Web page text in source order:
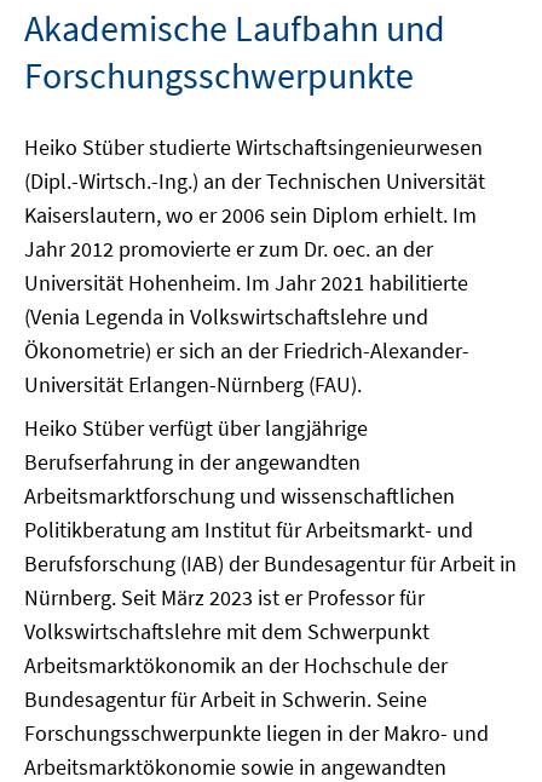
Akademische Laufbahn und
Forschungsschwerpunkte
Heiko Stüber studierte Wirtschaftsingenieurwesen
(Dipl.-Wirtsch.-Ing.) an der Technischen Universität
Kaiserslautern, wo er 2006 sein Diplom erhielt. Im
Jahr 2012 promovierte er zum Dr. oec. an der
Universität Hohenheim. Im Jahr 2021 habilitierte
(Venia Legenda in Volkswirtschaftslehre und
Ökonometrie) er sich an der Friedrich-Alexander-
Universität Erlangen-Nürnberg (FAU).
Heiko Stüber verfügt über langjährige
Berufserfahrung in der angewandten
Arbeitsmarktforschung und wissenschaftlichen
Politikberatung am Institut für Arbeitsmarkt- und
Berufsforschung (IAB) der Bundesagentur für Arbeit in
Nürnberg. Seit März 2023 ist er Professor für
Volkswirtschaftslehre mit dem Schwerpunkt
Arbeitsmarktökonomik an der Hochschule der
Bundesagentur für Arbeit in Schwerin. Seine
Forschungsschwerpunkte liegen in der Makro- und
Arbeitsmarktökonomie sowie in angewandten